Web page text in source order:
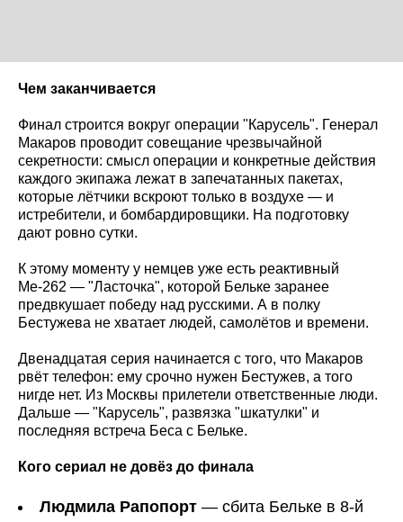
Чем заканчивается
Финал строится вокруг операции "Карусель". Генерал
Макаров проводит совещание чрезвычайной
секретности: смысл операции и конкретные действия
каждого экипажа лежат в запечатанных пакетах,
которые лётчики вскроют только в воздухе — и
истребители, и бомбардировщики. На подготовку
дают ровно сутки.
К этому моменту у немцев уже есть реактивный
Ме-262 — "Ласточка", которой Бельке заранее
предвкушает победу над русскими. А в полку
Бестужева не хватает людей, самолётов и времени.
Двенадцатая серия начинается с того, что Макаров
рвёт телефон: ему срочно нужен Бестужев, а того
нигде нет. Из Москвы прилетели ответственные люди.
Дальше — "Карусель", развязка "шкатулки" и
последняя встреча Беса с Бельке.
Кого сериал не довёз до финала
Людмила Рапопорт — сбита Бельке в 8-й